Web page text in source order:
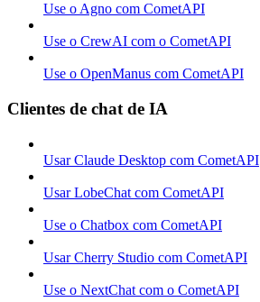
Use o Agno com CometAPI
Use o CrewAI com o CometAPI
Use o OpenManus com CometAPI
Clientes de chat de IA
Usar Claude Desktop com CometAPI
Usar LobeChat com CometAPI
Use o Chatbox com CometAPI
Usar Cherry Studio com CometAPI
Use o NextChat com o CometAPI